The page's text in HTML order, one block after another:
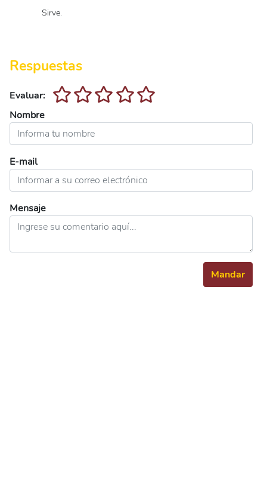
Sirve.
Respuestas
Evaluar:
Nombre
E-mail
Mensaje
Mandar